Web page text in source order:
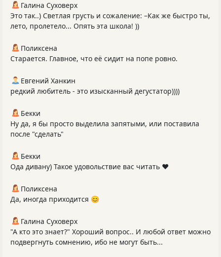
Галина Суховерх
Это так..) Светлая грусть и сожаление: –Как же быстро ты,
лето, пролетело... Опять эта школа! ))
Поликсена
Старается. Главное, что её сидит на попе ровно.
Евгений Ханкин
редкий любитель - это изысканный дегустатор))))
Бекки
Ну да, я бы просто выделила запятыми, или поставила
после "сделать"
Бекки
Ода дивану) Такое удовольствие вас читать ❤️
Поликсена
Да, иногда приходится 😊
Галина Суховерх
"А кто это знает?" Хороший вопрос.. И любой ответ можно
подвергнуть сомнению, ибо не могут быть...